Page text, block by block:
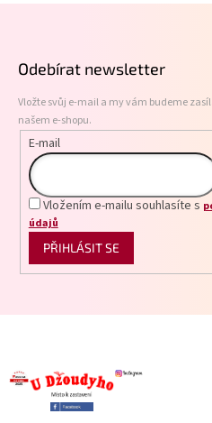
Odebírat newsletter
Vložte svůj e-mail a my vám budeme
našem e-shopu.
E-mail
Vložením e-mailu souhlasíte s
údajů
PŘIHLÁSIT SE